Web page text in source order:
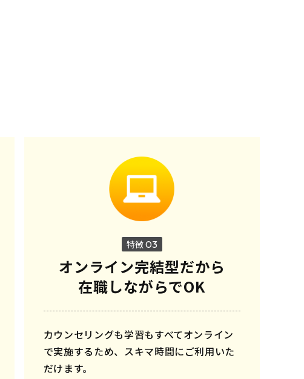
特徴03
オンライン完結型だから
在職しながらでOK
カウンセリングも学習もすべてオンライン
で実施するため、スキマ時間にご利用いた
だけます。